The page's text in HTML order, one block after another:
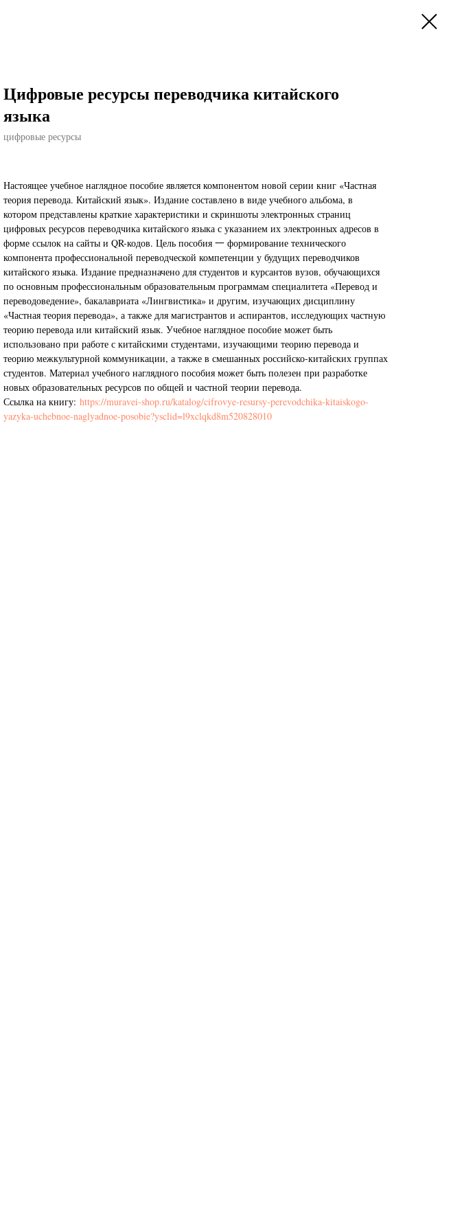
Цифровые ресурсы переводчика китайского
языка
цифровые ресурсы
Настоящее учебное наглядное пособие является компонентом новой серии книг «Частная
теория перевода. Китайский язык». Издание составлено в виде учебного альбома, в
котором представлены краткие характеристики и скриншоты электронных страниц
цифровых ресурсов переводчика китайского языка с указанием их электронных адресов в
форме ссылок на сайты и QR-кодов. Цель пособия 一 формирование технического
компонента профессиональной переводческой компетенции у будущих переводчиков
китайского языка. Издание предназначено для студентов и курсантов вузов, обучающихся
по основным профессиональным образовательным программам специалитета «Перевод и
переводоведение», бакалавриата «Лингвистика» и другим, изучающих дисциплину
«Частная теория перевода», а также для магистрантов и аспирантов, исследующих частную
теорию перевода или китайский язык. Учебное наглядное пособие может быть
использовано при работе с китайскими студентами, изучающими теорию перевода и
теорию межкультурной коммуникации, а также в смешанных российско-китайских группах
студентов. Материал учебного наглядного пособия может быть полезен при разработке
новых образовательных ресурсов по общей и частной теории перевода.
Ссылка на книгу: https://muravei-shop.ru/katalog/cifrovye-resursy-perevodchika-kitaiskogo-
yazyka-uchebnoe-naglyadnoe-posobie?ysclid=l9xclqkd8m520828010